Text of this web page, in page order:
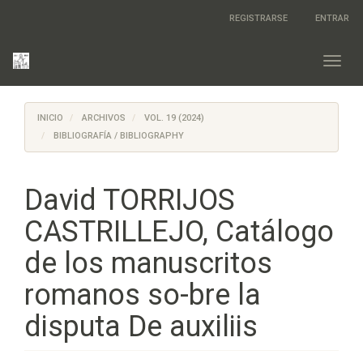
contenido
la
página
Navegación
principal
Contenido
lateral
REGISTRARSE ENTRAR
INICIO ARCHIVOS
VOL. 19 (2024)
BIBLIOGRAFÍA / BIBLIOGRAPHY
David TORRIJOS
CASTRILLEJO, Catálogo
de los manuscritos
romanos so-bre la
disputa De auxiliis